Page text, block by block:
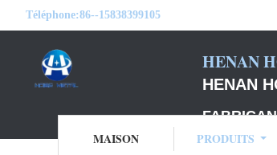
Téléphone:86--15838399105
HENAN
HENAN
MAISON PRODUITS